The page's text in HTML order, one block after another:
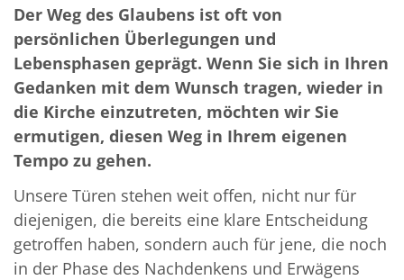
Der Weg des Glaubens ist oft von
persönlichen Überlegungen und
Lebensphasen geprägt. Wenn Sie sich in Ihren
Gedanken mit dem Wunsch tragen, wieder in
die Kirche einzutreten, möchten wir Sie
ermutigen, diesen Weg in Ihrem eigenen
Tempo zu gehen.
Unsere Türen stehen weit offen, nicht nur für
diejenigen, die bereits eine klare Entscheidung
getroffen haben, sondern auch für jene, die noch
in der Phase des Nachdenkens und Erwägens